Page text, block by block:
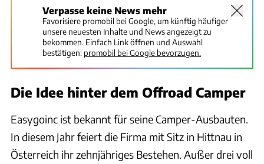
Verpasse keine News mehr
Favorisiere promobil bei Google, um künftig häufiger
unsere neuesten Inhalte und News angezeigt zu
bekommen. Einfach Link öffnen und Auswahl
bestätigen: promobil bei Google bevorzugen.
Die Idee hinter dem Offroad Camper
Easygoinc ist bekannt für seine Camper-Ausbauten.
In diesem Jahr feiert die Firma mit Sitz in Hittnau in
Österreich ihr zehnjähriges Bestehen. Außer drei voll